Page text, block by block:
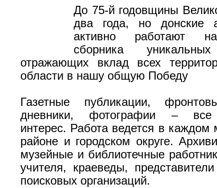
До 75-й годовщины
два года, но донские
активно работают
сборника
отражающих вклад всех
области в нашу общую Победу
Газетные публикации,
дневники, фотографии – все
интерес. Работа ведется в каждом
районе и городском округе.
музейные и библиотечные
учителя, краеведы,
поисковых организаций.